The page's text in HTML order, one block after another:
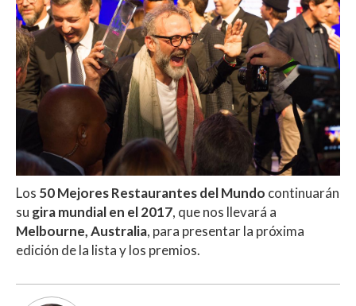
Los 50 Mejores Restaurantes del Mundo continuarán
su gira mundial en el 2017, que nos llevará a
Melbourne, Australia, para presentar la próxima
edición de la lista y los premios.